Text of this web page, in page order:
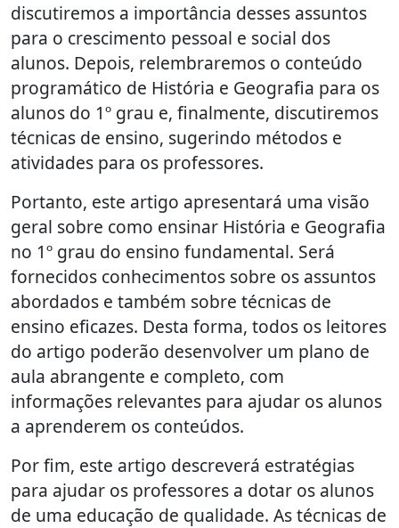
discutiremos a importância desses assuntos
para o crescimento pessoal e social dos
alunos. Depois, relembraremos o conteúdo
programático de História e Geografia para os
alunos do 1º grau e, finalmente, discutiremos
técnicas de ensino, sugerindo métodos e
atividades para os professores.
Portanto, este artigo apresentará uma visão
geral sobre como ensinar História e Geografia
no 1º grau do ensino fundamental. Será
fornecidos conhecimentos sobre os assuntos
abordados e também sobre técnicas de
ensino eficazes. Desta forma, todos os leitores
do artigo poderão desenvolver um plano de
aula abrangente e completo, com
informações relevantes para ajudar os alunos
a aprenderem os conteúdos.
Por fim, este artigo descreverá estratégias
para ajudar os professores a dotar os alunos
de uma educação de qualidade. As técnicas de